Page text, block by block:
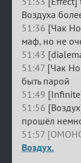
Воздуха
51:36 [Чак
маф, но не
51:43
51:47 [Чак
быть парой
51:49
51:56
прошёл
51:57
Воздух.